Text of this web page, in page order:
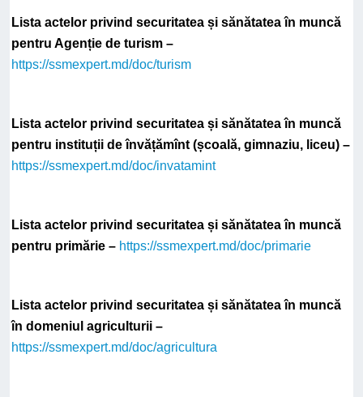
Lista actelor privind securitatea și sănătatea în muncă
pentru Agenție de turism –
https://ssmexpert.md/doc/turism
Lista actelor privind securitatea și sănătatea în muncă
pentru instituții de învățămînt (școală, gimnaziu, liceu) –
https://ssmexpert.md/doc/invatamint
Lista actelor privind securitatea și sănătatea în muncă
pentru primărie – https://ssmexpert.md/doc/primarie
Lista actelor privind securitatea și sănătatea în muncă
în domeniul agriculturii –
https://ssmexpert.md/doc/agricultura